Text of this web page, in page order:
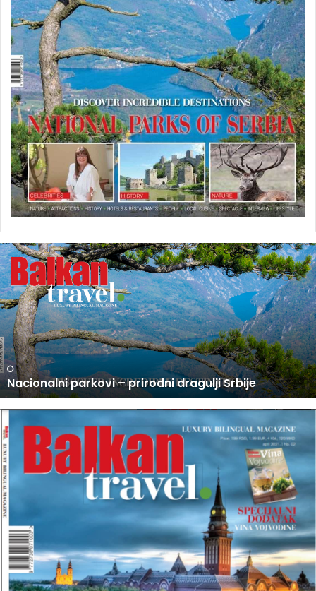
U
P
R
O
D
A
J
I
N
O
V
I
B
R
O
J
B
A
L
U PRODAJI NOVI BROJ BALKAN TRAVEL MAGAZINA